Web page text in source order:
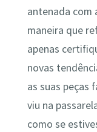
antenada com
maneira que
apenas
novas
as suas peças
viu na
como se